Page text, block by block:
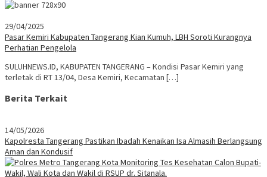
29/04/2025
Pasar Kemiri Kabupaten Tangerang Kian Kumuh, LBH Soroti Kurangnya
Perhatian Pengelola
SULUHNEWS.ID, KABUPATEN TANGERANG – Kondisi Pasar Kemiri yang
terletak di RT 13/04, Desa Kemiri, Kecamatan […]
Berita Terkait
14/05/2026
Kapolresta Tangerang Pastikan Ibadah Kenaikan Isa Almasih Berlangsung
Aman dan Kondusif